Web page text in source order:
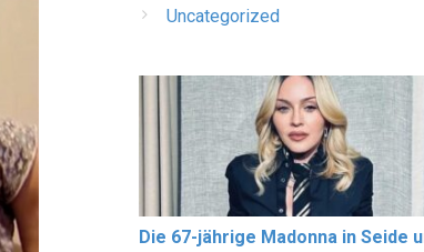
Uncategorized
Die 67-jährige Madonna in Seide